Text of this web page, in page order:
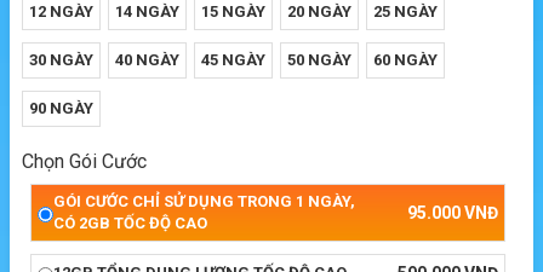
12 NGÀY 14 NGÀY 15 NGÀY 20 NGÀY 25 NGÀY
30 NGÀY 40 NGÀY 45 NGÀY 50 NGÀY 60 NGÀY
90 NGÀY
Chọn Gói Cước
GÓI CƯỚC CHỈ SỬ DỤNG TRONG 1 NGÀY,
CÓ 2GB TỐC ĐỘ CAO
95.000VNĐ